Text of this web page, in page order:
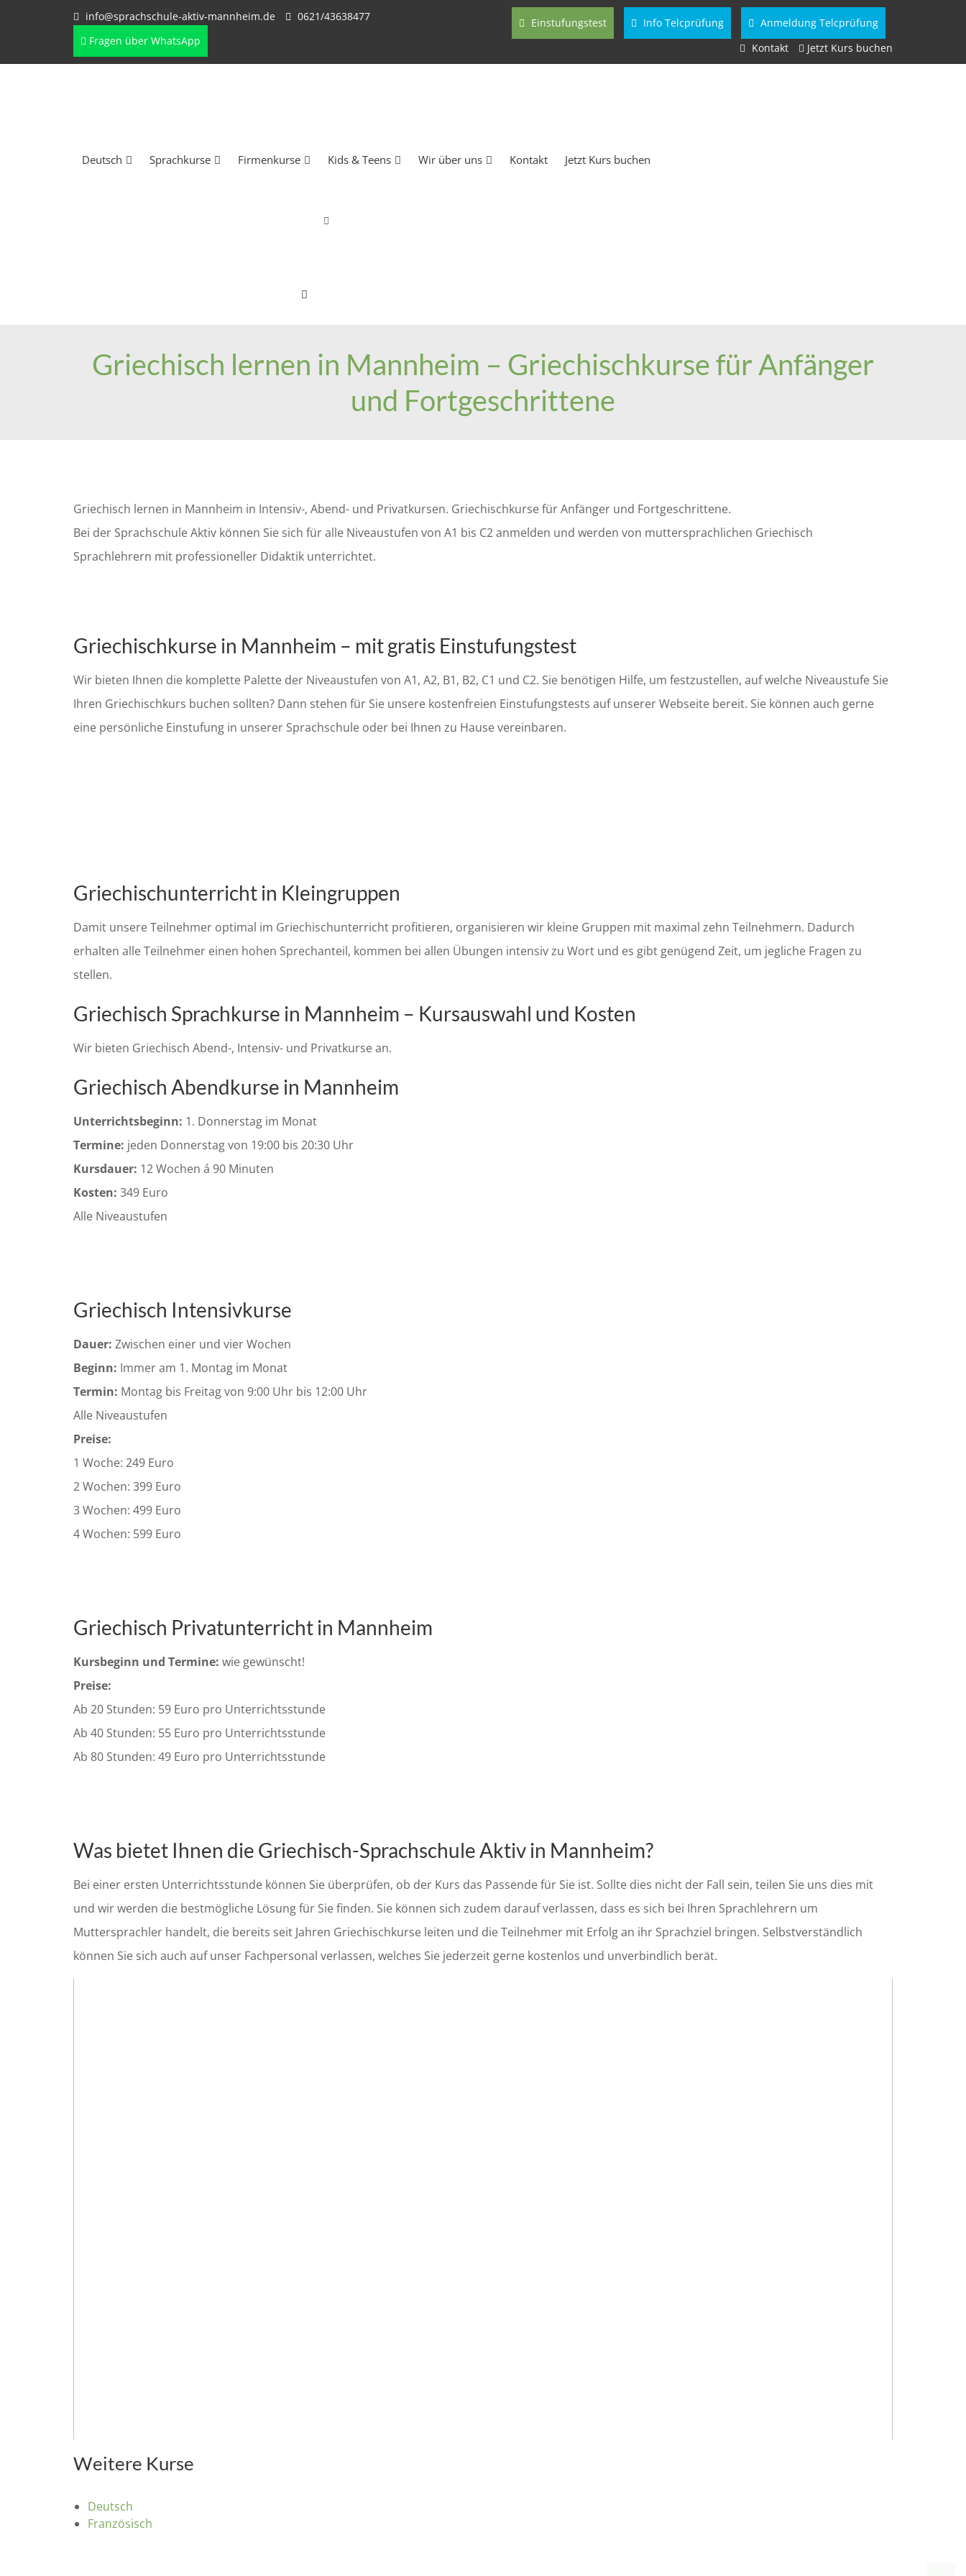
info@sprachschule-aktiv-mannheim.de
0621/43638477
Fragen über WhatsApp
Einstufungstest Info Telcprüfung
Anmeldung Telcprüfung
Kontakt
Jetzt Kurs buchen
Deutsch Sprachkurse Firmenkurse Kids & Teens Wir über uns Kontakt Jetzt Kurs buchen
Griechisch lernen in Mannheim – Griechischkurse für Anfänger
und Fortgeschrittene
Griechisch lernen in Mannheim in Intensiv-, Abend- und Privatkursen. Griechischkurse für Anfänger und Fortgeschrittene.
Bei der Sprachschule Aktiv können Sie sich für alle Niveaustufen von A1 bis C2 anmelden und werden von muttersprachlichen Griechisch
Sprachlehrern mit professioneller Didaktik unterrichtet.
Griechischkurse in Mannheim – mit gratis Einstufungstest
Wir bieten Ihnen die komplette Palette der Niveaustufen von A1, A2, B1, B2, C1 und C2. Sie benötigen Hilfe, um festzustellen, auf welche Niveaustufe Sie
Ihren Griechischkurs buchen sollten? Dann stehen für Sie unsere kostenfreien Einstufungstests auf unserer Webseite bereit. Sie können auch gerne
eine persönliche Einstufung in unserer Sprachschule oder bei Ihnen zu Hause vereinbaren.
Griechischunterricht in Kleingruppen
Damit unsere Teilnehmer optimal im Griechischunterricht profitieren, organisieren wir kleine Gruppen mit maximal zehn Teilnehmern. Dadurch
erhalten alle Teilnehmer einen hohen Sprechanteil, kommen bei allen Übungen intensiv zu Wort und es gibt genügend Zeit, um jegliche Fragen zu
stellen.
Griechisch Sprachkurse in Mannheim – Kursauswahl und Kosten
Wir bieten Griechisch Abend-, Intensiv- und Privatkurse an.
Griechisch Abendkurse in Mannheim
Unterrichtsbeginn: 1. Donnerstag im Monat
Termine: jeden Donnerstag von 19:00 bis 20:30 Uhr
Kursdauer: 12 Wochen á 90 Minuten
Kosten: 349 Euro
Alle Niveaustufen
Griechisch Intensivkurse
Dauer: Zwischen einer und vier Wochen
Beginn: Immer am 1. Montag im Monat
Termin: Montag bis Freitag von 9:00 Uhr bis 12:00 Uhr
Alle Niveaustufen
Preise:
1 Woche: 249 Euro
2 Wochen: 399 Euro
3 Wochen: 499 Euro
4 Wochen: 599 Euro
Griechisch Privatunterricht in Mannheim
Kursbeginn und Termine: wie gewünscht!
Preise:
Ab 20 Stunden: 59 Euro pro Unterrichtsstunde
Ab 40 Stunden: 55 Euro pro Unterrichtsstunde
Ab 80 Stunden: 49 Euro pro Unterrichtsstunde
Was bietet Ihnen die Griechisch-Sprachschule Aktiv in Mannheim?
Bei einer ersten Unterrichtsstunde können Sie überprüfen, ob der Kurs das Passende für Sie ist. Sollte dies nicht der Fall sein, teilen Sie uns dies mit
und wir werden die bestmögliche Lösung für Sie finden. Sie können sich zudem darauf verlassen, dass es sich bei Ihren Sprachlehrern um
Muttersprachler handelt, die bereits seit Jahren Griechischkurse leiten und die Teilnehmer mit Erfolg an ihr Sprachziel bringen. Selbstverständlich
können Sie sich auch auf unser Fachpersonal verlassen, welches Sie jederzeit gerne kostenlos und unverbindlich berät.
Weitere Kurse
Deutsch
Französisch